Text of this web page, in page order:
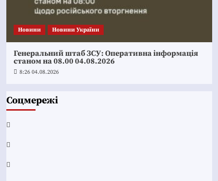
Новини Новини України
Генеральний штаб ЗСУ: Оперативна інформація
станом на 08.00 04.08.2026
8:26 04.08.2026
Соцмережі
Facebook
YouTube
Telegram